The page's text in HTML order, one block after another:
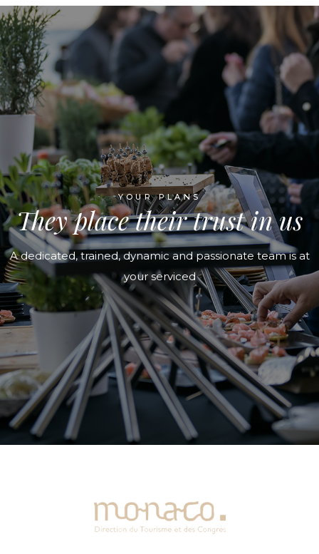
YOUR PLANS
They place their trust in us
A dedicated, trained, dynamic and passionate team is at
your serviced